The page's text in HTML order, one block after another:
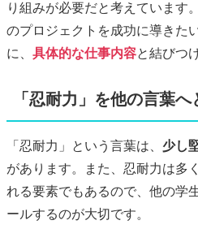
り組みが必要だと考えています
のプロジェクトを成功に導きた
に、 具体的な仕事内容と結びつ
「忍耐力」を他の言葉
「忍耐力」という言葉は、 少し
があります。また、忍耐力は多
れる要素でもあるので、他の学
ールするのが大切です。